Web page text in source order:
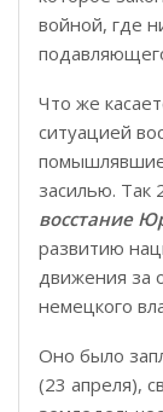
войной, где
Что же
ситуацией
засилью. Так
восстание
развитию
движения за
немецкого
Оно было
(23 апреля),